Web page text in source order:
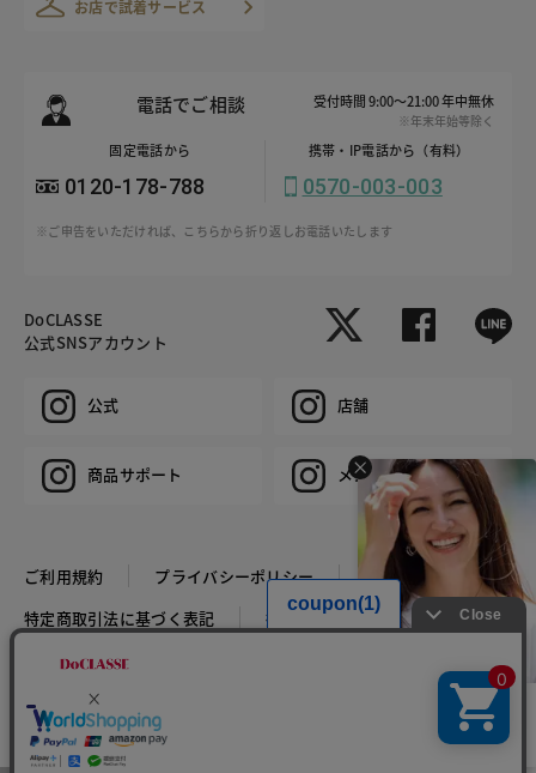
HIT ITEM - T-SHIRT
2点購入で税込￥3,290
お店で試着サービス
電話でご相談 受付時間 9:00～21:00 年中無休
※年末年始等除く
固定電話から
0120-178-788
携帯・IP電話から（有料）
0570-003-003
※ご申告をいただければ、こちらから折り返しお電話いたします
DoCLASSE
公式SNSアカウント
公式 店舗
商品サポート メンズ
ご利用規約
プライバシーポリシー
特定商取引法に基づく表記
推奨環境 企業情報
COPYRIGHT © DoCLASSE ALL RIGHTS RESERVED.